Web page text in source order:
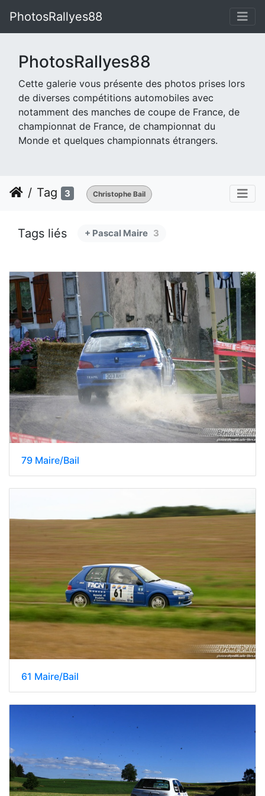
PhotosRallyes88
PhotosRallyes88
Cette galerie vous présente des photos prises lors
de diverses compétitions automobiles avec
notamment des manches de coupe de France, de
championnat de France, de championnat du
Monde et quelques championnats étrangers.
Tag 3 Christophe Bail
Tags liés + Pascal Maire 3
79 Maire/Bail
61 Maire/Bail